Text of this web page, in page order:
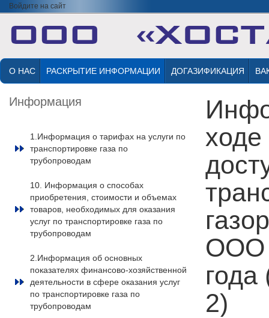
Войдите на сайт
О НАС РАСКРЫТИЕ ИНФОРМАЦИИ ДОГАЗИФИКАЦИЯ
Информация
1.Информация о тарифах на услуги по
транспортировке газа по
трубопроводам
10. Информация о способах
приобретения, стоимости и объемах
товаров, необходимых для оказания
услуг по транспортировке газа по
трубопроводам
2.Информация об основных
показателях финансово-хозяйственной
деятельности в сфере оказания услуг
по транспортировке газа по
трубопроводам
ходе
ООО
2)